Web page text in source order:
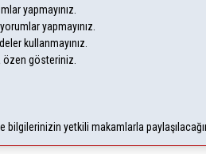
yapmayınız.
yapmayınız.
kullanmayınız.
özen gösteriniz.
yetkili makamlarla